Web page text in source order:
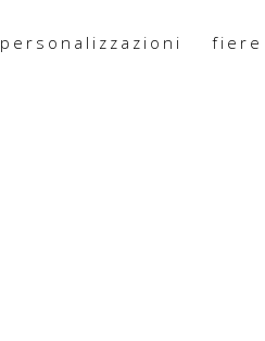
personalizzazioni fiere
100X170